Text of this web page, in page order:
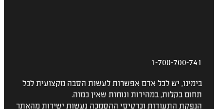
1-700-700-741
בימינו, יש לכל אדם אפשרות לעשות הסבה מקצועית לכל
תחום בקלות, במהירות ונוחות שאין כמוה.
הנפקת התעודות וכרטיסי ההסמכה נעשות ישירות מהאתר